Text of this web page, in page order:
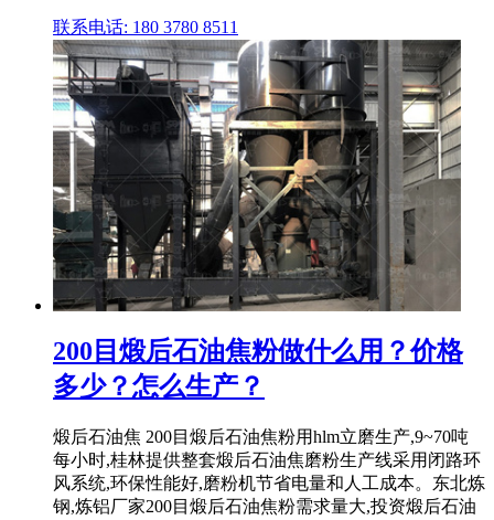
联系电话: 180 3780 8511
200目煅后石油焦粉做什么用？价格
多少？怎么生产？
煅后石油焦 200目煅后石油焦粉用hlm立磨生产,9~70吨
每小时,桂林提供整套煅后石油焦磨粉生产线采用闭路环
风系统,环保性能好,磨粉机节省电量和人工成本。东北炼
钢,炼铝厂家200目煅后石油焦粉需求量大,投资煅后石油